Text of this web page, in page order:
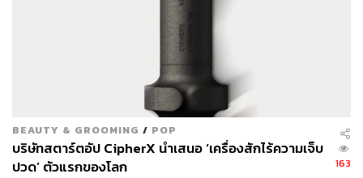
BEAUTY & GROOMING / POP
บริษัทสตาร์ตอัป CipherX นำเสนอ ‘เครื่องสักไร้ความเจ็บ
ปวด’ ตัวแรกของโลก
163